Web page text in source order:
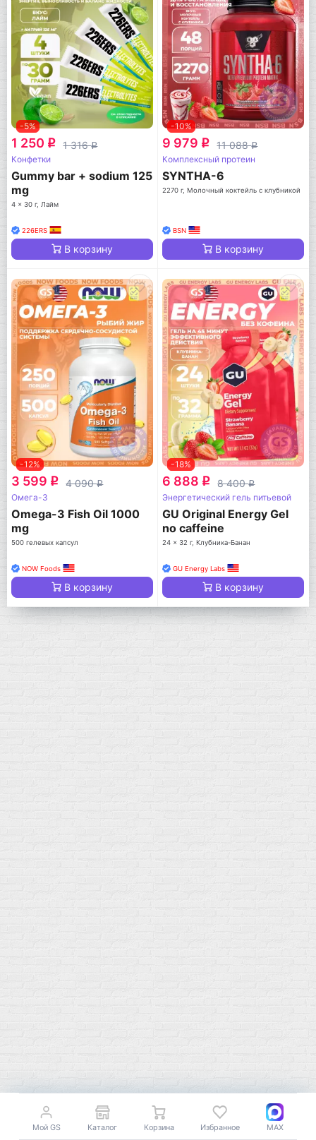
-5%
1 250 q 1 316q
Конфетки
Gummy bar + sodium 125
mg
4 x 30 г, Лайм
226ERS
В корзину
-10%
9 979 q 11 088q
Комплексный протеин
SYNTHA-6
2270 г, Молочный коктейль с клубникой
BSN
В корзину
-12%
3 599 q 4 090q
Омега-3
Omega-3 Fish Oil 1000
mg
500 гелевых капсул
NOW Foods
В корзину
-18%
6 888 q 8 400q
Энергетический гель питьевой
GU Original Energy Gel
no caffeine
24 x 32 г, Клубника-Банан
GU Energy Labs
В корзину
Аминокислоты
Глютамин
Креатин
Для пищеварения
Для иммунитета
Экстракты
Мой GS Каталог Корзина Избранное MAX